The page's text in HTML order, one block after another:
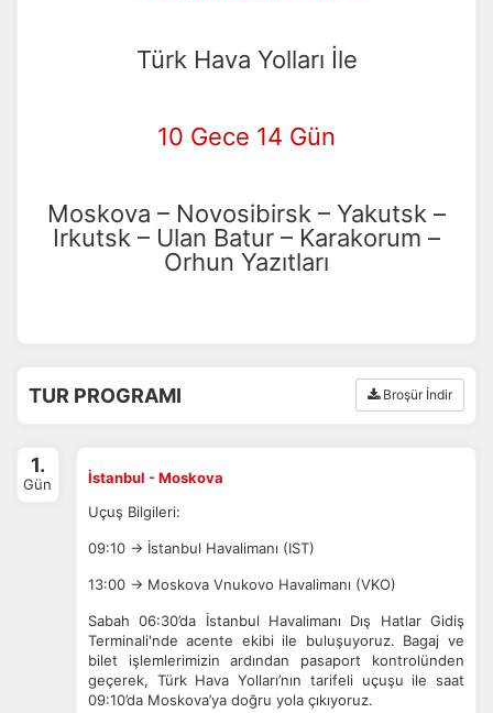
Türk Hava Yolları İle
10 Gece 14 Gün
Moskova – Novosibirsk – Yakutsk –
Irkutsk – Ulan Batur – Karakorum –
Orhun Yazıtları
TUR PROGRAMI Broşür İndir
1.
Gün
İstanbul - Moskova
Uçuş Bilgileri:
09:10 → İstanbul Havalimanı (IST)
13:00 → Moskova Vnukovo Havalimanı (VKO)
Sabah 06:30’da İstanbul Havalimanı Dış Hatlar Gidiş
Terminali'nde acente ekibi ile buluşuyoruz. Bagaj ve
bilet işlemlerimizin ardından pasaport kontrolünden
geçerek, Türk Hava Yolları’nın tarifeli uçuşu ile saat
09:10’da Moskova’ya doğru yola çıkıyoruz.